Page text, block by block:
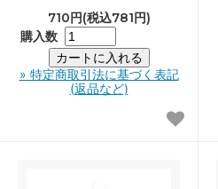
710円(税込781円)
購入数
» 特定商取引法に基づく表記
(返品など)